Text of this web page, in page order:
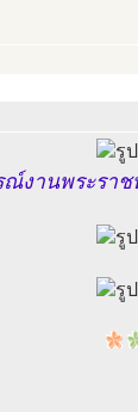
งานพระราช